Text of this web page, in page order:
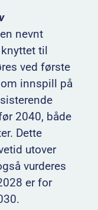
nevnt
til
ved første
innspill på
2040, både
Dette
utover
vurderes
er for